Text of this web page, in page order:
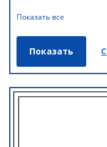
Показать все